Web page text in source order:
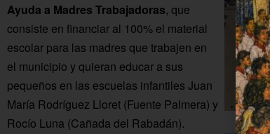
Ayuda a Madres Trabajadoras, que
consiste en financiar al 100% el material
escolar para las madres que trabajen en
el municipio y quieran educar a sus
pequeños en las escuelas infantiles Juan
María Rodríguez Lloret (Fuente Palmera) y
Rocío Luna (Cañada del Rabadán).